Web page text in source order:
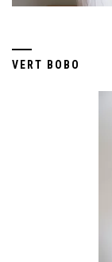
VERT BOBO